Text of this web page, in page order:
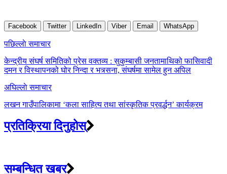
Facebook Twitter LinkedIn Viber Email WhatsApp
Post
navigation
पछिल्लाे समाचार
केन्द्रीय संघर्ष समितिको प्रेस वक्तव्य : सुकुम्बासी जनतामाथिको फासिवादी
दमन र विस्थापनको घोर निन्दा र भत्र्सना, संघर्षमा सामेल हुन अपिल
अघिल्लाे समाचार
लखन गाउँपालिकामा ‘कला साहित्य तथा सांस्कृतिक प्रवर्द्धन’ कार्यक्रम
प्रतिक्रिया दिनुहोस्
सम्बन्धित खबर